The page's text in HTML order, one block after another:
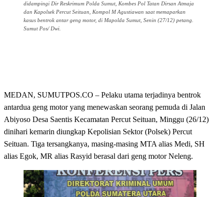
didampingi Dir Reskrimum Polda Sumut, Kombes Pol Tatan Dirsan Atmaja
dan Kapolsek Percut Seituan, Kompol M Agustiawan saat memaparkan
kasus bentrok antar geng motor, di Mapolda Sumut, Senin (27/12) petang.
Sumut Pos/ Dwi.
MEDAN, SUMUTPOS.CO – Pelaku utama terjadinya bentrok
antardua geng motor yang menewaskan seorang pemuda di Jalan
Abiyoso Desa Saentis Kecamatan Percut Seituan, Minggu (26/12)
dinihari kemarin diungkap Kepolisian Sektor (Polsek) Percut
Seituan. Tiga tersangkanya, masing-masing MTA alias Medi, SH
alias Egok, MR alias Rasyid berasal dari geng motor Neleng.